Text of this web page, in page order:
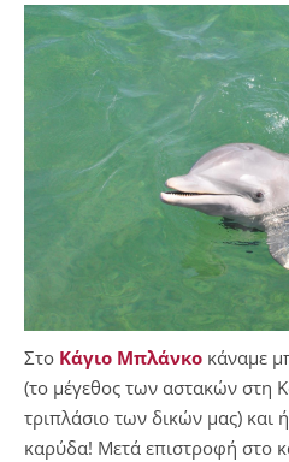
Στο Κάγιο Μπλάνκο κάναμε
(το μέγεθος των αστακών στη
τριπλάσιο των δικών μας) και
καρύδα! Μετά επιστροφή στο